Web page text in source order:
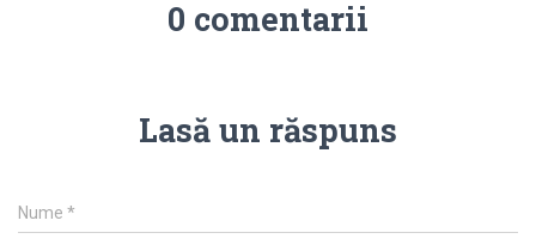
0 comentarii
Lasă un răspuns
Nume *